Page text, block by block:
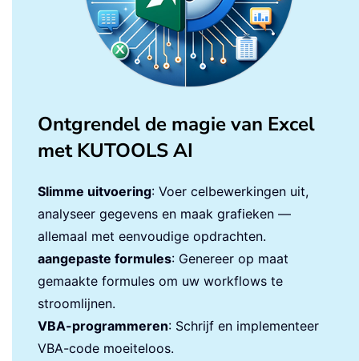
Ontgrendel de magie van Excel
met KUTOOLS AI
Slimme uitvoering: Voer celbewerkingen uit,
analyseer gegevens en maak grafieken —
allemaal met eenvoudige opdrachten.
aangepaste formules: Genereer op maat
gemaakte formules om uw workflows te
stroomlijnen.
VBA-programmeren: Schrijf en implementeer
VBA-code moeiteloos.